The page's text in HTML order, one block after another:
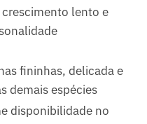
lento e
fininhas, delicada e
demais espécies
disponibilidade no